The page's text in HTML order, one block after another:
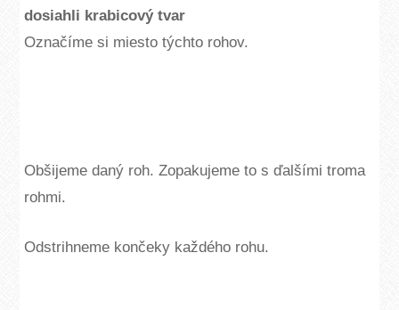
dosiahli krabicový tvar
Označíme si miesto týchto rohov.
Obšijeme daný roh. Zopakujeme to s ďalšími troma
rohmi.
Odstrihneme končeky každého rohu.